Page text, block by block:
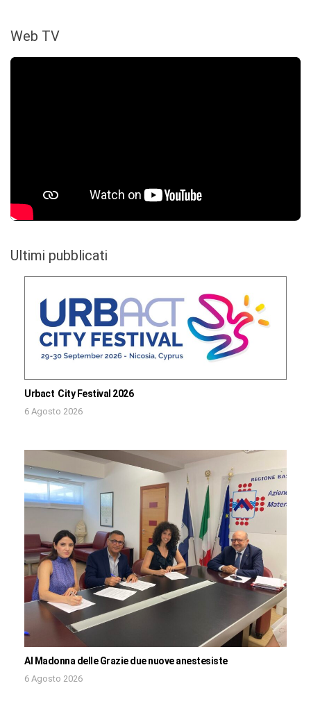
Web TV
Ultimi pubblicati
Urbact City Festival 2026
6 Agosto 2026
Al Madonna delle Grazie due nuove anestesiste
6 Agosto 2026